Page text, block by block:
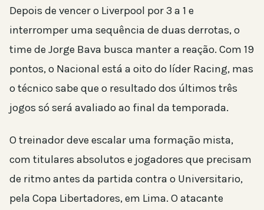
Depois de vencer o Liverpool por 3 a 1 e
interromper uma sequência de duas derrotas, o
time de Jorge Bava busca manter a reação. Com 19
pontos, o Nacional está a oito do líder Racing, mas
o técnico sabe que o resultado dos últimos três
jogos só será avaliado ao final da temporada.
O treinador deve escalar uma formação mista,
com titulares absolutos e jogadores que precisam
de ritmo antes da partida contra o Universitario,
pela Copa Libertadores, em Lima. O atacante